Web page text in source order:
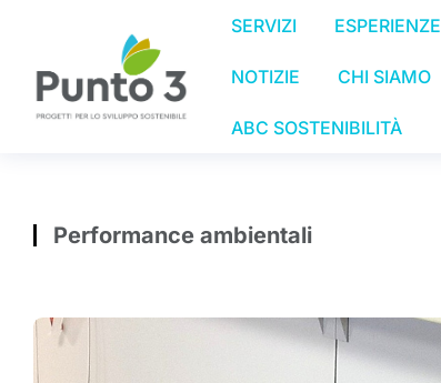
SERVIZI ESPERIENZE
NOTIZIE CHI SIAMO
ABC SOSTENIBILITÀ
Performance ambientali